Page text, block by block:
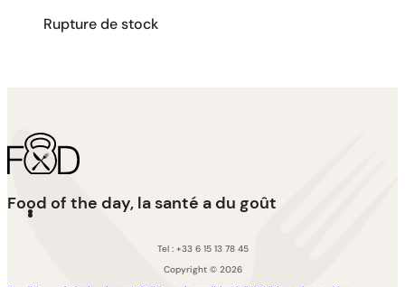
Rupture de stock
Food of the day, la santé a du goût
Tel : +33 6 15 13 78 45
Copyright © 2026